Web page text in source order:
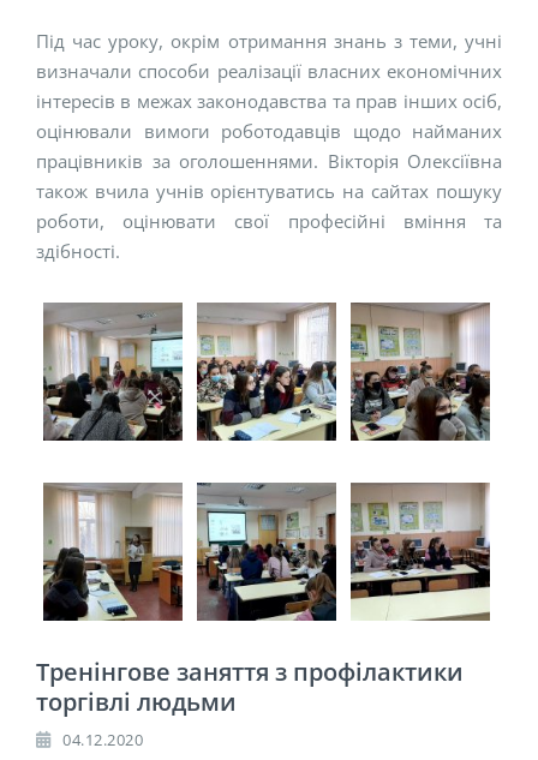
Під час уроку, окрім отримання знань з теми, учні
визначали способи реалізації власних економічних
інтересів в межах законодавства та прав інших осіб,
оцінювали вимоги роботодавців щодо найманих
працівників за оголошеннями. Вікторія Олексіївна
також вчила учнів орієнтуватись на сайтах пошуку
роботи, оцінювати свої професійні вміння та
здібності.
Тренінгове заняття з профілактики
торгівлі людьми
04.12.2020